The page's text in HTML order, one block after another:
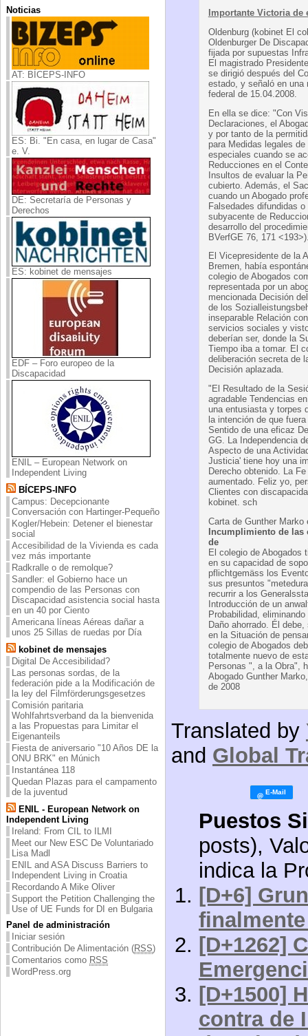
Noticias
AT: BÍCEPS-INFO
ES: Bi. "En casa, en lugar de Casa"
e. V.
DE: Secretaría de Personas y
Derechos
ES: kobinet de mensajes
EDF – Foro europeo de la
Discapacidad
ENIL – European Network on
Independent Living
BÍCEPS-INFO
Campus: Decepcionante
Conversación con Hartinger-Pequeño
Kogler/Hebein: Detener el bienestar
social
Accesibilidad de la Vivienda es cada
vez más importante
Radkralle o de remolque?
Sandler: el Gobierno hace un
compendio de las Personas con
Discapacidad asistencia social hasta
en un 40 por Ciento
Americana líneas Aéreas dañar a
unos 25 Sillas de ruedas por Día
kobinet de mensajes
Digital De Accesibilidad?
Las personas sordas, de la
federación pide a la Modificación de
la ley del Filmförderungsgesetzes
Comisión paritaria
Wohlfahrtsverband da la bienvenida
a las Propuestas para Limitar el
Eigenanteils
Fiesta de aniversario "10 Años DE la
ONU BRK" en Múnich
Instantánea 118
Quedan Plazas para el campamento
de la juventud
ENIL - European Network on
Independent Living
Ireland: From CIL to ILMI
Meet our New ESC De Voluntariado
Lisa Madl
ENIL and ASA Discuss Barriers to
Independent Living in Croatia
Recordando A Mike Oliver
Support the Petition Challenging the
Use of UE Funds for DI en Bulgaria
Panel de administración
Iniciar sesión
Contribución De Alimentación (RSS)
Comentarios como RSS
WordPress.org
Importante Victoria
Oldenburg (kobinet El
Oldenburger De
fijada por supuestas
El magistrado
se dirigió después del
estado, y señaló en una
federal de 15.04.2008.
En ella se dice: "Con
Declaraciones, el
y por tanto de la
para Medidas legales
especiales cuando se
Reducciones en el
Insultos de evaluar la
cubierto. Además, el
cuando un Abogado
Falsedades difundidas
subyacente de
desarrollo del
BVerfGE 76, 171
El Vicepresidente de la
Bremen, había
colegio de Abogados
representada por un
mencionada Decisión
de los
inseparable Relación
servicios sociales y
deberían ser, donde la
Tiempo iba a tomar. El
deliberación secreta de
Decisión aplazada.
"El Resultado de la
agradable Tendencias
una entusiasta y torpes
la intención de que
Sentido de una eficaz
GG. La Independencia
Aspecto de una
Justicia' tiene hoy una
Derecho obtenido. La
aumentado. Feliz yo,
Clientes con
kobinet. sch
Carta de Gunther Marko
Incumplimiento de
de
El colegio de Abogados
en su capacidad de
pflichtgemäss los
sus presuntos
recurrir a los
Introducción de un
Probabilidad,
Daño ahorrado. Él
en la Situación de
colegio de Abogados
totalmente nuevo de
Personas ", a la Obra",
Abogado Gunther
de 2008
Translated by
and Global
Puestos
posts),
indica la
[D+6]
[D+1262]
[D+1500]
contra de